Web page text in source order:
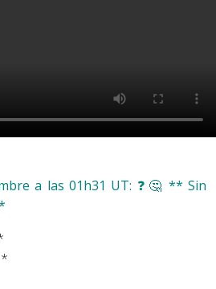
a las 01h31 UT: ❓​🤔​ ** Sin